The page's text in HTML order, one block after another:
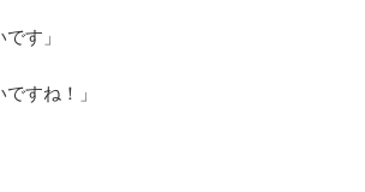
す」
すね！」